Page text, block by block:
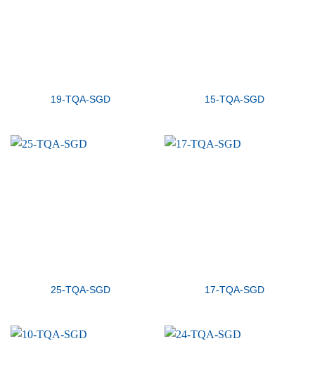
19-TQA-SGD 15-TQA-SGD
25-TQA-SGD 17-TQA-SGD